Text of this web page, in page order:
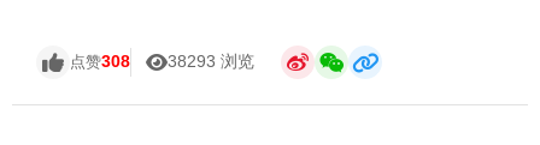
点赞308 38293 浏览